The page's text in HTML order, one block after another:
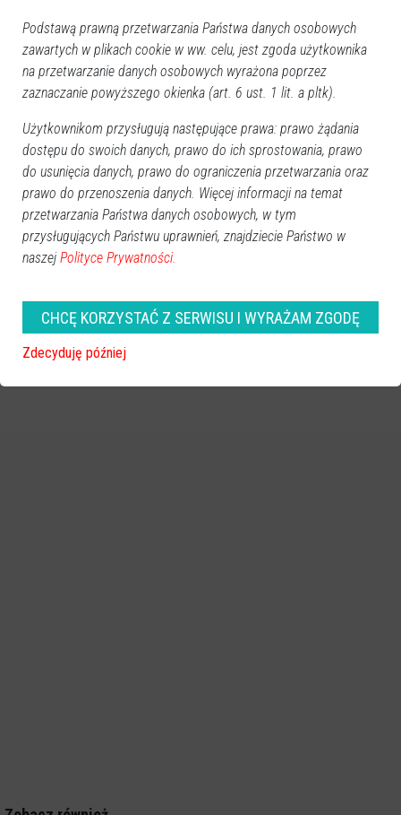
Podstawą prawną przetwarzania Państwa danych osobowych
zawartych w plikach cookie w ww. celu, jest zgoda użytkownika
na przetwarzanie danych osobowych wyrażona poprzez
zaznaczanie powyższego okienka (art. 6 ust. 1 lit. a pltk).
Użytkownikom przysługują następujące prawa: prawo żądania
dostępu do swoich danych, prawo do ich sprostowania, prawo
do usunięcia danych, prawo do ograniczenia przetwarzania oraz
prawo do przenoszenia danych. Więcej informacji na temat
przetwarzania Państwa danych osobowych, w tym
przysługujących Państwu uprawnień, znajdziecie Państwo w
naszej Polityce Prywatności.
CHCĘ KORZYSTAĆ Z SERWISU I WYRAŻAM ZGODĘ
Zdecyduję później